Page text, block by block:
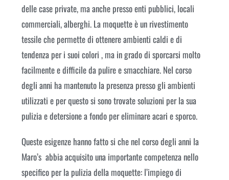
delle case private, ma anche presso enti pubblici, locali
commerciali, alberghi. La moquette è un rivestimento
tessile che permette di ottenere ambienti caldi e di
tendenza per i suoi colori , ma in grado di sporcarsi molto
facilmente e difficile da pulire e smacchiare. Nel corso
degli anni ha mantenuto la presenza presso gli ambienti
utilizzati e per questo si sono trovate soluzioni per la sua
pulizia e detersione a fondo per eliminare acari e sporco.
Queste esigenze hanno fatto si che nel corso degli anni la
Maro’s abbia acquisito una importante competenza nello
specifico per la pulizia della moquette: l’impiego di